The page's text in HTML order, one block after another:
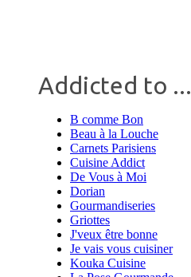
Addicted to ...
B comme Bon
Beau à la Louche
Carnets Parisiens
Cuisine Addict
De Vous à Moi
Dorian
Gourmandiseries
Griottes
J'veux être bonne
Je vais vous cuisiner
Kouka Cuisine